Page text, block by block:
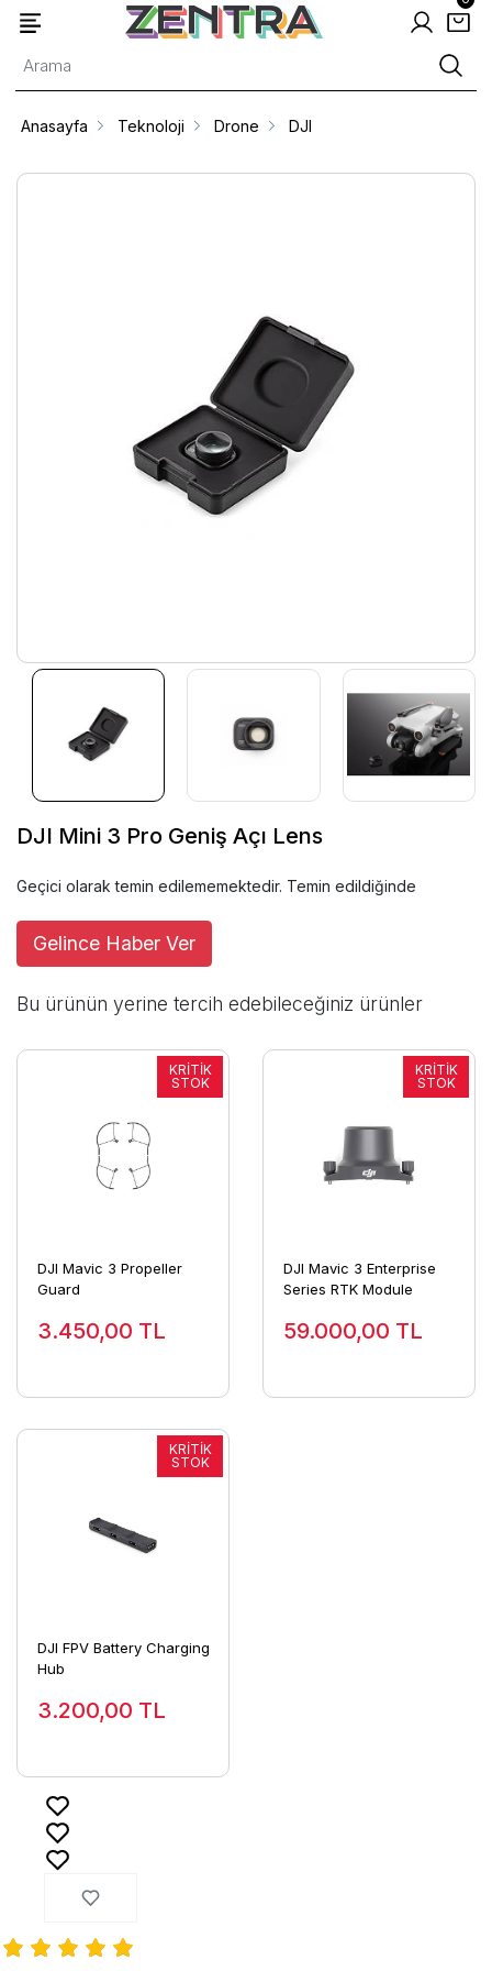
Anasayfa Teknoloji Drone DJI
DJI Mini 3 Pro Geniş Açı Lens
Geçici olarak temin edilememektedir. Temin edildiğinde
Gelince Haber Ver
Bu ürünün yerine tercih edebileceğiniz ürünler
DJI Mavic 3 Propeller
Guard
3.450,00 TL
DJI Mavic 3 Enterprise
Series RTK Module
59.000,00 TL
DJI FPV Battery Charging
Hub
3.200,00 TL